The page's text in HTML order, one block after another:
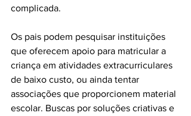
complicada.
Os pais podem pesquisar instituições
que oferecem apoio para matricular a
criança em atividades extracurriculares
de baixo custo, ou ainda tentar
associações que proporcionem material
escolar. Buscas por soluções criativas e